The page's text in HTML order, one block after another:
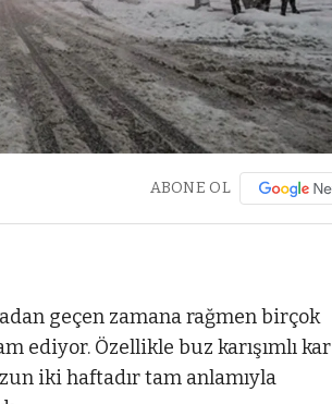
ABONE OL
geçen zamana rağmen birçok
ediyor. Özellikle buz karışımlı kar
iki haftadır tam anlamıyla